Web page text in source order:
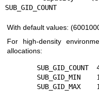
SUB_GID_COUNT
With default values:
For high-density
allocations: